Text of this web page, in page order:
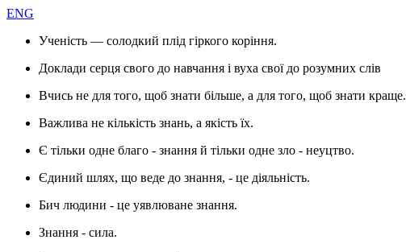
ENG
Ученість — солодкий плід гіркого коріння.
Доклади серця свого до навчання і вуха свої до розумних слів
Вчись не для того, щоб знати більше, а для того, щоб знати краще.
Важлива не кількість знань, а якість їх.
Є тільки одне благо - знання й тільки одне зло - неуцтво.
Єдиний шлях, що веде до знання, - це діяльність.
Бич людини - це уявлюване знання.
Знання - сила.